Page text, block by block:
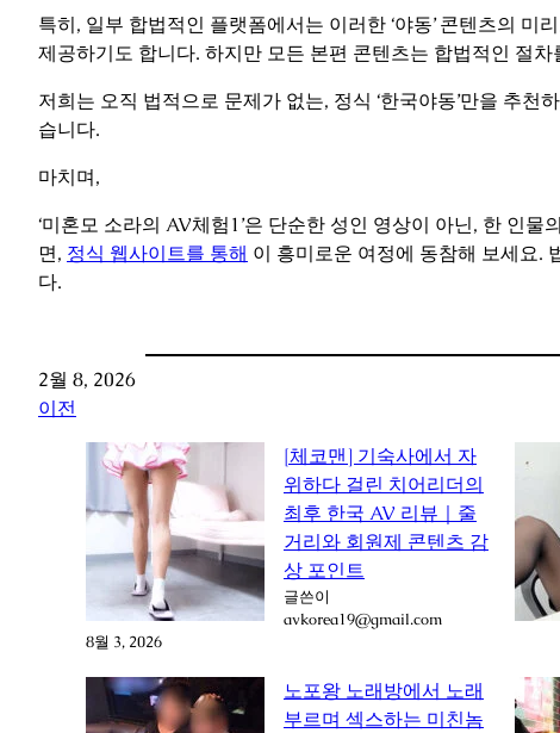
특히, 일부 합법적인 플랫폼에서는 이러한 ‘야동’ 콘텐츠의 미
제공하기도 합니다. 하지만 모든 본편 콘텐츠는 합법적인 절
저희는 오직 법적으로 문제가 없는, 정식 ‘한국야동’만을 추
습니다.
마치며,
‘미혼모 소라의 AV체험1’은 단순한 성인 영상이 아닌, 한 인
면, 정식 웹사이트를 통해 이 흥미로운 여정에 동참해 보세요.
다.
2월 8, 2026
이전
[체코맨] 기숙사에서 자
위하다 걸린 치어리더의
최후 한국 AV 리뷰｜줄
거리와 회원제 콘텐츠 감
상 포인트
글쓴이
avkorea19@gmail.com
8월 3, 2026
노포왕 노래방에서 노래
부르며 섹스하는 미친놈